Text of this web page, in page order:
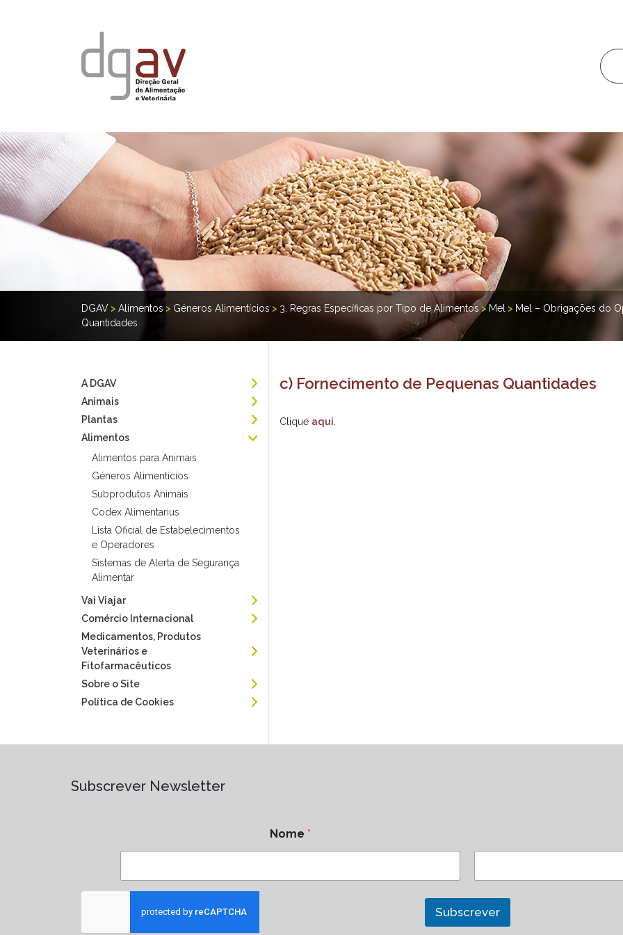
DGAV > Alimentos > Géneros Alimentícios > 3. Regras Específicas por Tipo de Alimentos> Mel > Mel – Obrigações do
Quantidades
A DGAV
Animais
Plantas
Alimentos
Alimentos para Animais
Géneros Alimentícios
Subprodutos Animais
Codex Alimentarius
Lista Oficial de Estabelecimentos
e Operadores
Sistemas de Alerta de Segurança
Alimentar
Vai Viajar
Comércio Internacional
Medicamentos, Produtos
Veterinários e
Fitofarmacêuticos
Sobre o Site
Política de Cookies
c) Fornecimento de Pequenas Quantidades
Clique aqui
Subscrever Newsletter
Nome *
Subscrever